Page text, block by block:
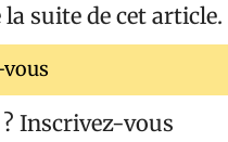
suite de cet article.
Inscrivez-vous